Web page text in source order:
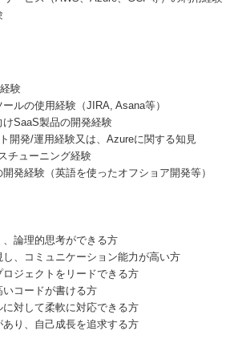
験
ルの使用経験（JIRA, Asana等）
けSaaS製品の開発経験
開発/運用経験又は、Azureに関する知見
チューニング経験
発経験（英語を使ったオフショア開発等）
、論理的思考ができる方
し、コミュニケーション能力が高い方
ロジェクトをリードできる方
いコードが書ける方
に対して柔軟に対応できる方
あり、自己成長を追求する方